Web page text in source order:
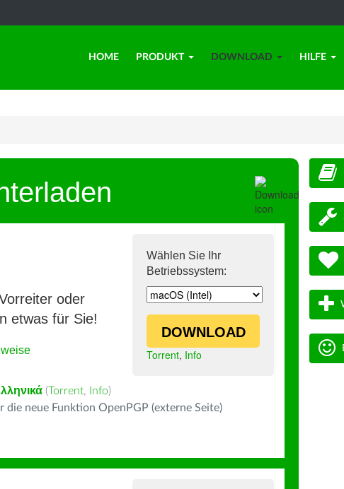
HOME PRODUKT DOWNLOAD HILFE
Wählen Sie Ihr
Betriebssystem:
DOWNLOAD
Torrent, Info
oder
etwas für Sie!
(Torrent, Info)
die neue Funktion OpenPGP (externe Seite)